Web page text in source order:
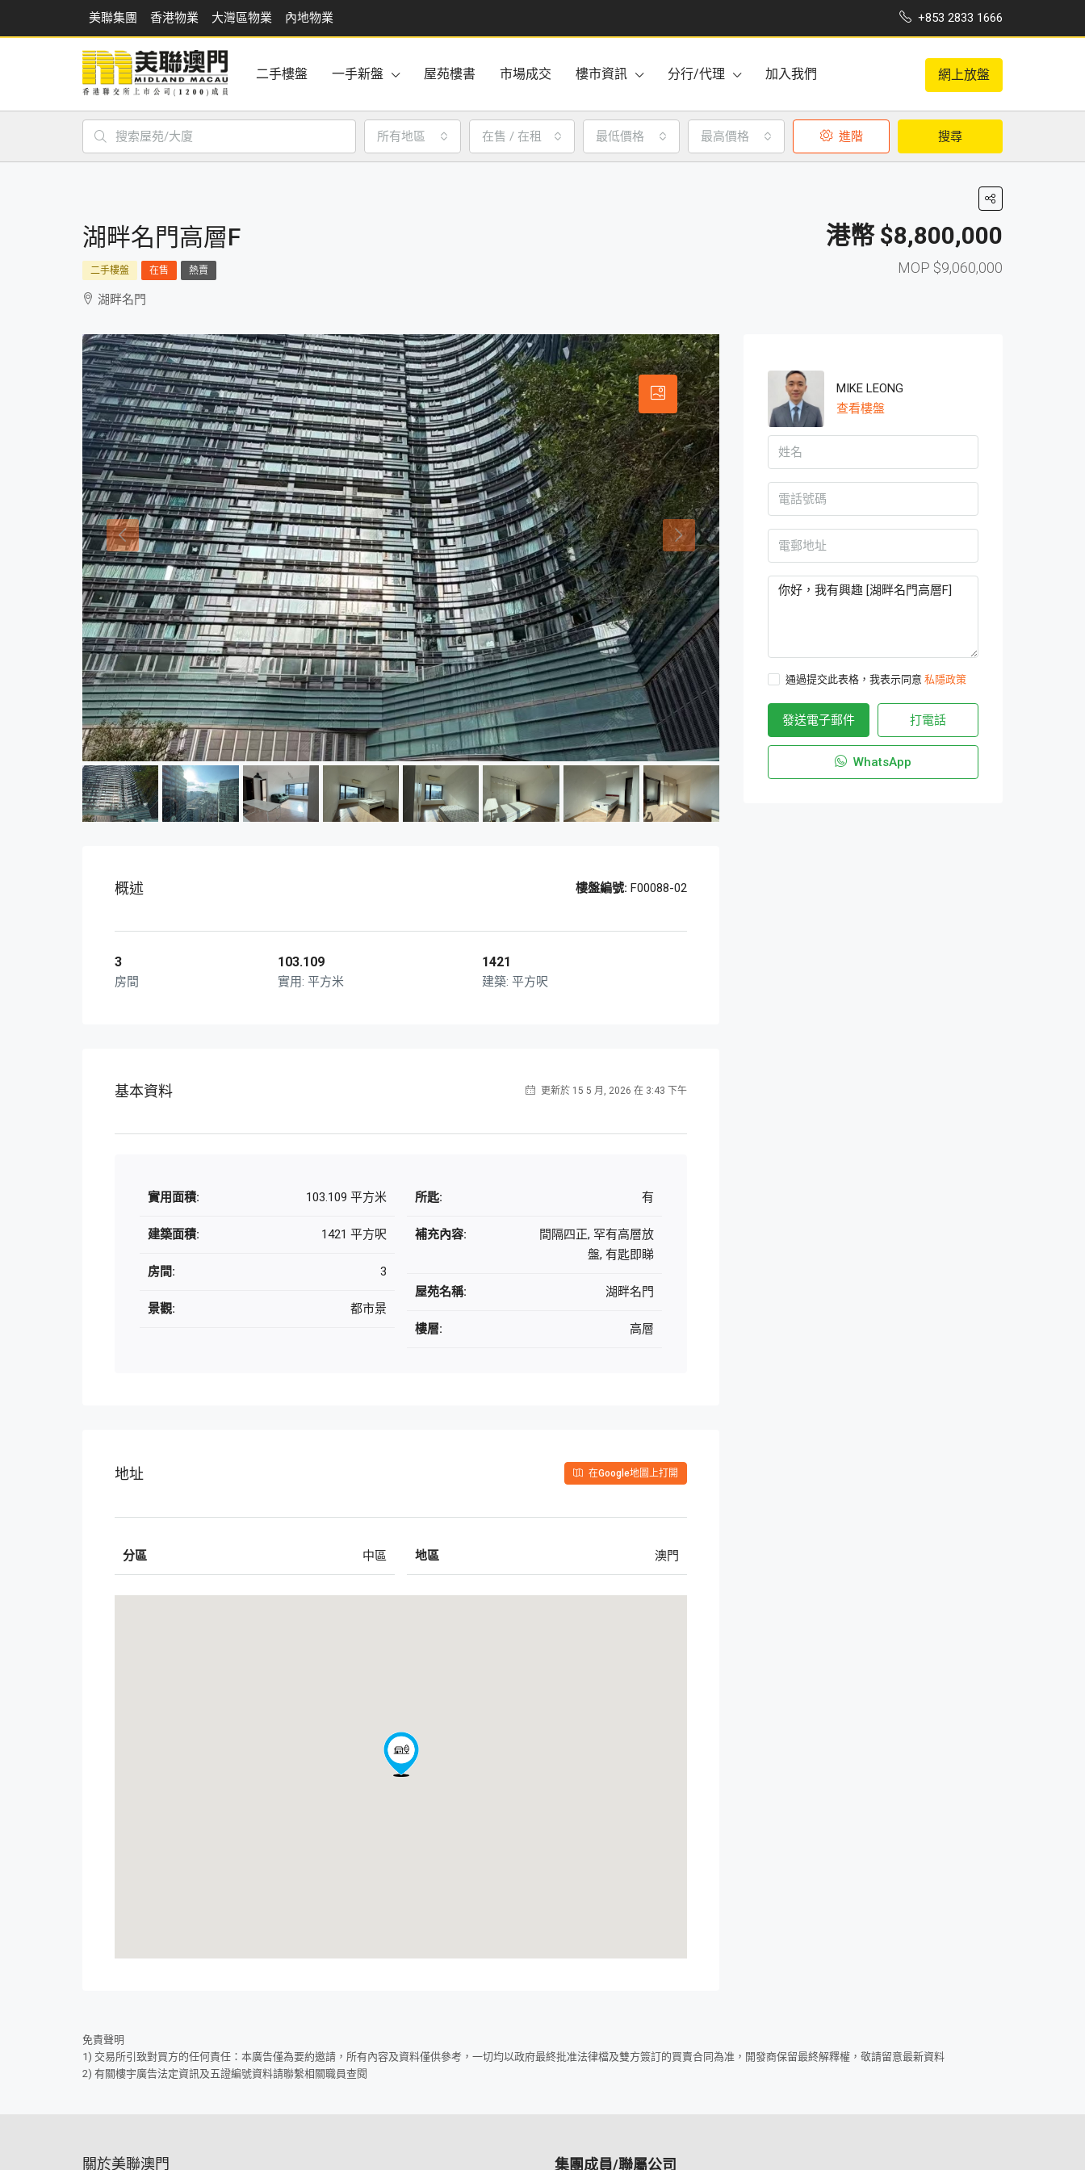
美聯集團 香港物業 大灣區物業 內地物業 +853 2833 1666
二手樓盤 一手新盤 屋苑樓書 市場成交 樓市資訊 分行/代理 加入我們 網上放盤
所有地區 在售 / 在租 最低價格 最高價格 進階 搜尋
湖畔名門高層F $8,800,000
$9,060,000
二手樓盤 在售 熱賣
湖畔名門
概述 樓盤編號: F00088-02
3
房間
103.109
平方米
1421
平方呎
基本資料 更新於 15 5 月, 2026 在 3:43 下午
實用面積: 103.109 平方米
建築面積: 1421 平方呎
房間: 3
景觀: 都市景
所匙: 有
補充內容:
間隔四正, 罕有高層放
盤, 有匙即睇
屋苑名稱: 湖畔名門
樓層: 高層
地址 在Google地圖上打開
分區 中區 地區 澳門
MIKE LEONG
查看樓盤
通過提交此表格，我表示同意 私隱政策
發送電子郵件 打電話
WhatsApp
免責聲明
1) 交易所引致對買方的任何責任：本廣告僅為要約邀請，所有內容及資料僅供參考，一切均以政府最終批准法律檔及雙方簽訂的買賣合同為准，開發商保留最終解釋權，敬請留意最新資料
2) 有關樓宇廣告法定資訊及五證編號資料請聯繫相關職員查閱
關於美聯澳門 集團成員/聯屬公司